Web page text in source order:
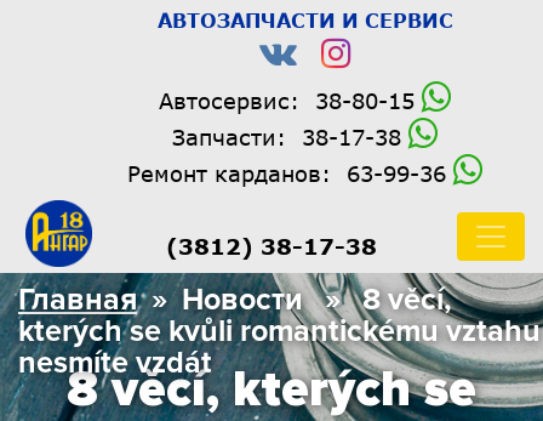
АВТОЗАПЧАСТИ И СЕРВИС
Автосервис:
38-80-15
Запчасти:
38-17-38
Ремонт карданов:
63-99-36
(3812) 38-17-38
8 věcí, kterých se
Главная» Новости » 8 věcí,
kterých se kvůli romantickému vztahu
nesmíte vzdát